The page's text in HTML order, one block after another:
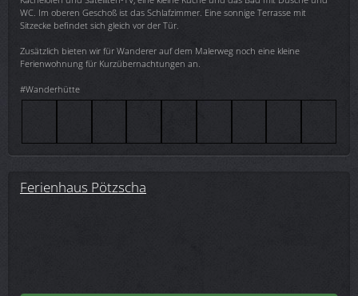
WC. Im oberen Geschoß ist das Schlafzimmer. Eine sonnige Terrasse mit
Sitzecke befindet sich gleich vor der Tür.
Zusätzlich bieten wir für Wanderer auf dem Malerweg noch eine kleine
Ferienwohnung für Kurzübernachtungen an.
#Wanderhütte
Ferienhaus Pötzscha